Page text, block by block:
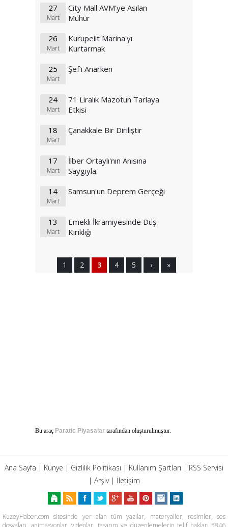
27
Mart
City Mall AVM'ye Asılan
Mühür
26
Mart
Kurupelit Marina'yı
Kurtarmak
25
Mart
Şef'i Anarken
24
Mart
71 Liralık Mazotun Tarlaya
Etkisi
18
Mart
Çanakkale Bir Diriliştir
17
Mart
İlber Ortaylı'nın Anısına
Saygıyla
14
Mart
Samsun'un Deprem Gerçeği
13
Mart
Emekli İkramiyesinde Düş
Kırıklığı
1 2 3 4 5 › »
Bu araç Paratic Piyasalar tarafından oluşturulmuştur.
Ana Sayfa | Künye | Gizlilik Politikası | Kullanım Şartları | RSS Servisi
| Arşiv| İletişim
KuzeyHaber.com sitesinde yer alan tüm yazılar, materyaller, resimler, ses
dosyaları, animasyonlar, videolar, tasarım ve düzenlemelerin telif hakları 5846